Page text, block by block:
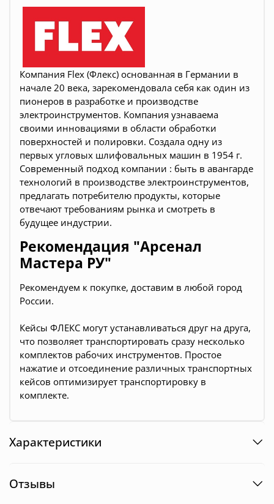
Компания Flex (Флекс) основанная в Германии в
начале 20 века, зарекомендовала себя как один из
пионеров в разработке и производстве
электроинструментов. Компания узнаваема
своими инновациями в области обработки
поверхностей и полировки. Создала одну из
первых угловых шлифовальных машин в 1954 г.
Современный подход компании : быть в авангарде
технологий в производстве электроинструментов,
предлагать потребителю продукты, которые
отвечают требованиям рынка и смотреть в
будущее индустрии.
Рекомендация "Арсенал
Мастера РУ"
Рекомендуем к покупке, доставим в любой город
России.
Кейсы ФЛЕКС могут устанавливаться друг на друга,
что позволяет транспортировать сразу несколько
комплектов рабочих инструментов. Простое
нажатие и отсоединение различных транспортных
кейсов оптимизирует транспортировку в
комплекте.
Характеристики
Отзывы